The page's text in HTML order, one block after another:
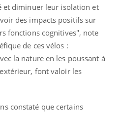
et diminuer leur isolation et
des impacts positifs sur
fonctions cognitives", note
de ces vélos :
la nature en les poussant à
font valoir les
constaté que certains